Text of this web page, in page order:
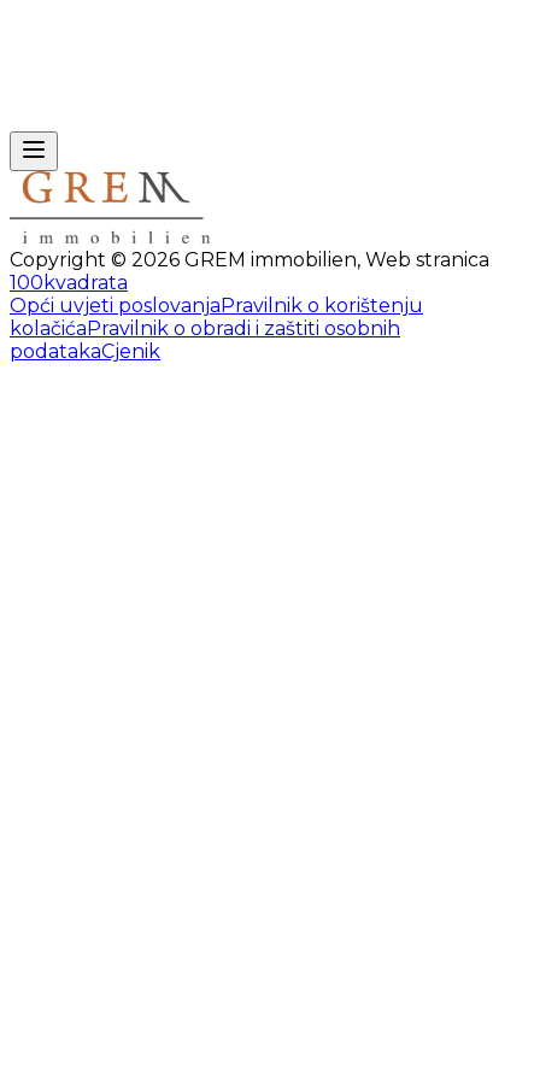
Copyright © 2026 GREM immobilien, Web stranica
100kvadrata
Opći uvjeti poslovanjaPravilnik o korištenju
kolačićaPravilnik o obradi i zaštiti osobnih
podatakaCjenik